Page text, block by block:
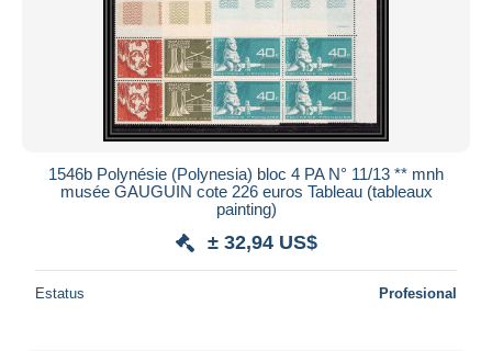
1546b Polynésie (Polynesia) bloc 4 PA N° 11/13 ** mnh
musée GAUGUIN cote 226 euros Tableau (tableaux
painting)
± 32,94 US$
Estatus Profesional